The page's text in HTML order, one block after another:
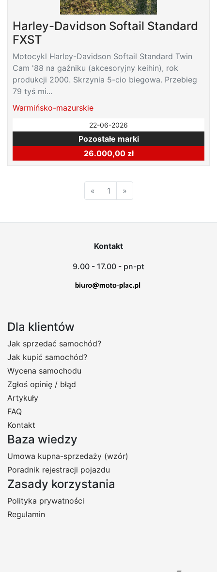
Harley-Davidson Softail Standard
FXST
Motocykl Harley-Davidson Softail Standard Twin
Cam '88 na gaźniku (akcesoryjny keihin), rok
produkcji 2000. Skrzynia 5-cio biegowa. Przebieg
79 tyś mi...
Warmińsko-mazurskie
22-06-2026
Pozostałe marki
26.000,00 zł
« 1 »
Kontakt
9.00 - 17.00 - pn-pt
Dla klientów
Jak sprzedać samochód?
Jak kupić samochód?
Wycena samochodu
Zgłoś opinię / błąd
Artykuły
FAQ
Kontakt
Baza wiedzy
Umowa kupna-sprzedaży (wzór)
Poradnik rejestracji pojazdu
Zasady korzystania
Polityka prywatności
Regulamin